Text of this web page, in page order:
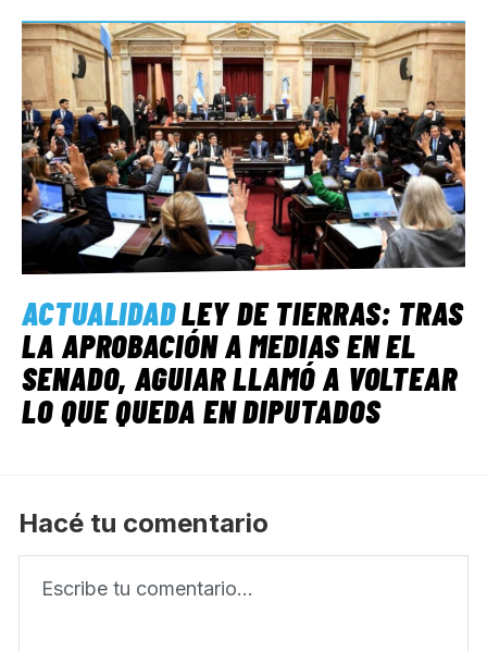
ACTUALIDADLEY DE TIERRAS: TRAS
LA APROBACIÓN A MEDIAS EN EL
SENADO, AGUIAR LLAMÓ A VOLTEAR
LO QUE QUEDA EN DIPUTADOS
Hacé tu comentario